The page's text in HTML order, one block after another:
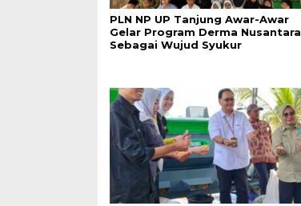
PLN NP UP Tanjung Awar-Awar
Gelar Program Derma Nusantara
Sebagai Wujud Syukur